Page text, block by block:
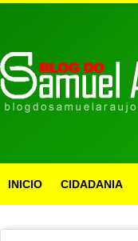
INICIO CIDADANIA